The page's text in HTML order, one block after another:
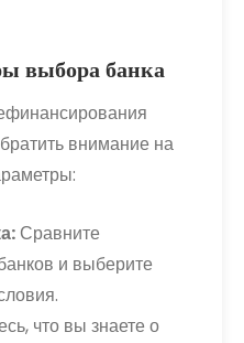
выбора банка
внимание на
Сравните
и выберите
что вы знаете о